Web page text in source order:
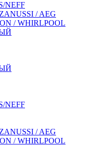
NEFF
/ AEG
/ WHIRLPOOL
NEFF
/ AEG
/ WHIRLPOOL